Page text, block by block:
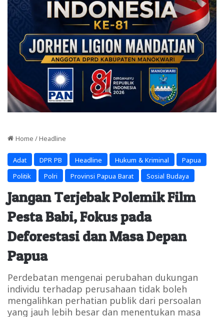
Home / Headline
Adat DPR PB Headline Hukum & Kriminal Papua
Politik Polri Provinsi Papua Barat Sosial Budaya
Jangan Terjebak Polemik Film
Pesta Babi, Fokus pada
Deforestasi dan Masa Depan
Papua
Perdebatan mengenai perubahan dukungan
individu terhadap perusahaan tidak boleh
mengalihkan perhatian publik dari persoalan
yang jauh lebih besar dan menentukan masa